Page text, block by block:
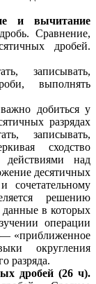
и вычитание
Сравнение,
дробей.
записывать,
выполнять
добиться у
разрядах
записывать,
сходство
над
десятичных
сочетательному
решению
данные в которых
операции
— «приближенное
округления
разряда.
дробей (26 ч).